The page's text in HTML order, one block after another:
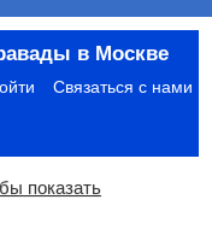
в Москве
Связаться с нами
показать